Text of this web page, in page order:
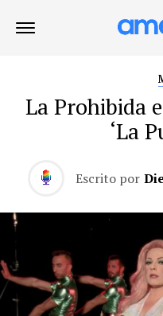
La Prohibida
‘La
Escrito por